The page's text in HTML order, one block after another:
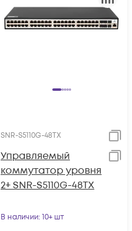
SNR-S5110G-48TX
Управляемый
коммутатор уровня
2+ SNR-S5110G-48TX
В наличии: 10+ шт